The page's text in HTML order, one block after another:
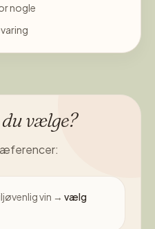
nogle
vælge?
vin → vælg